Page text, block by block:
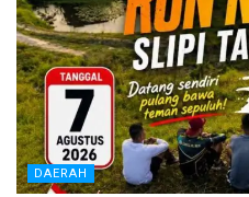
DAERAH